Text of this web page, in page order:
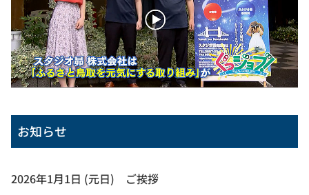
お知らせ
2026年1月1日 (元日) ご挨拶